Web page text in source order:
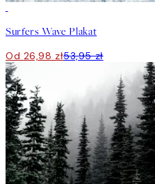
Surfers Wave Plakat
Od 26,98 zł53,95 zł